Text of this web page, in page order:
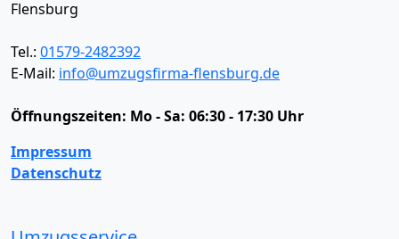
Flensburg
Tel.: 01579-2482392
E-Mail: info@umzugsfirma-flensburg.de
Öffnungszeiten: Mo - Sa: 06:30 - 17:30 Uhr
Impressum
Datenschutz